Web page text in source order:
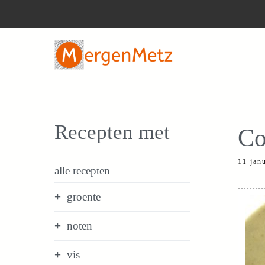
11
Recepten met
alle recepten
groente
noten
vis